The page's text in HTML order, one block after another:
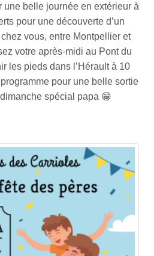
belle journée en extérieur à
pour une découverte d’un
vous, entre Montpellier et
votre après-midi au Pont du
les pieds dans l’Hérault à 10
pour une belle sortie
spécial papa 😁